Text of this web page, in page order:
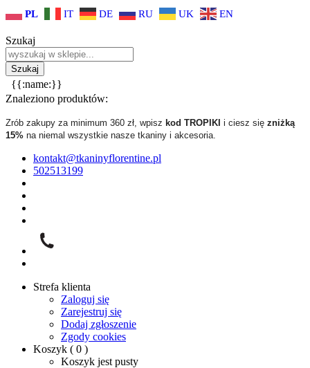
PL IT DE RU UK EN
Szukaj
{{:name:}}
Znaleziono produktów:
Zrób zakupy za minimum 360 zł, wpisz kod TROPIKI i ciesz się zniżką
15% na niemal wszystkie nasze tkaniny i akcesoria.
kontakt@tkaninyflorentine.pl
502513199
Strefa klienta
Zaloguj się
Zarejestruj się
Dodaj zgłoszenie
Zgody cookies
Koszyk ( 0 )
Koszyk jest pusty